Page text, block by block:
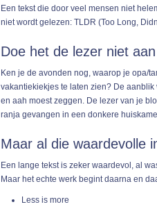
Een tekst die door veel mensen niet
niet wordt gelezen: TLDR (Too Long,
Doe het de lezer niet aan
Ken je de avonden nog, waarop je opa/
vakantiekiekjes te laten zien? De
en aah moest zeggen. De lezer van je
ranja gevangen in een donkere
Maar al die waardevolle
Een lange tekst is zeker waardevol, al
Maar het echte werk begint daarna en
Less is more